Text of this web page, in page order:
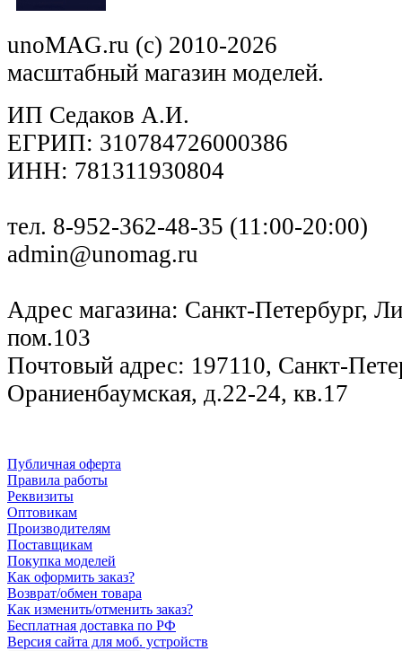
unoMAG.ru (c) 2010-2026
масштабный магазин моделей.
ИП Седаков А.И.
ЕГРИП: 310784726000386
ИНН: 781311930804
тел. 8-952-362-48-35 (11:00-20:00)
admin@unomag.ru
Адрес магазина: Санкт-Петербург,
пом.103
Почтовый адрес: 197110, Санкт-
Ораниенбаумская, д.22-24, кв.17
Публичная оферта
Правила работы
Реквизиты
Оптовикам
Производителям
Поставщикам
Покупка моделей
Как оформить заказ?
Возврат/обмен товара
Как изменить/отменить заказ?
Бесплатная доставка по РФ
Версия сайта для моб. устройств